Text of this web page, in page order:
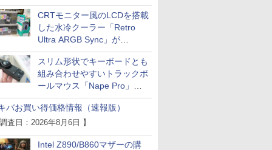
載
CRTモニター風のLCDを搭載
した水冷クーラー「Retro
Ultra ARGB Sync」が
Thermaltakeから
スリム形状でキーボードとも
組み合わせやすいトラックボ
ールマウス「Nape Pro」が
Keychronから
バお買い得価格情報（速報版）
査日：2026年8月6日 】
Intel Z890/B860マザーの購